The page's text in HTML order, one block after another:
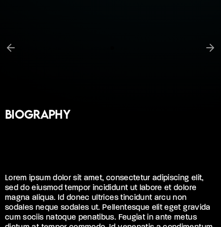
Biography
Lorem ipsum dolor sit amet, consectetur adipiscing elit,
sed do eiusmod tempor incididunt ut labore et dolore
magna aliqua. Id donec ultrices tincidunt arcu non
sodales neque sodales ut. Pellentesque elit eget gravida
cum sociis natoque penatibus. Feugiat in ante metus